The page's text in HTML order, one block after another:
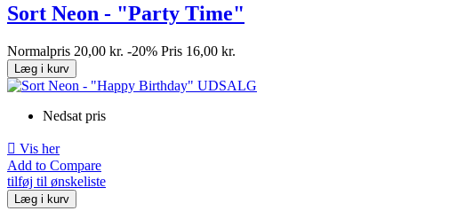
Sort Neon - "Party Time"
Normalpris 20,00 kr. -20% Pris 16,00 kr.
Læg i kurv
Nedsat pris
 Vis her
Add to Compare
tilføj til ønskeliste
Læg i kurv